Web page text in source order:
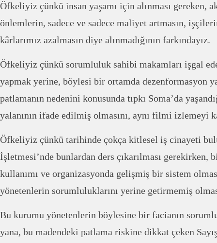
Öfkeliyiz çünkü insan yaşamı için alınması gereken,
önlemlerin, sadece ve sadece maliyet artmasın,
kârlarımız azalmasın diye alınmadığının farkındayız.
Öfkeliyiz çünkü sorumluluk sahibi makamları işgal
yapmak yerine, böylesi bir ortamda dezenformasyon
patlamanın nedenini konusunda tıpkı Soma’da
yalanının ifade edilmiş olmasını, aynı filmi izlemeyi
Öfkeliyiz çünkü tarihinde çokça kitlesel iş cinayeti
İşletmesi’nde bunlardan ders çıkarılması
kullanımı ve organizasyonda gelişmiş bir sistem
yönetenlerin sorumluluklarını yerine getirmemiş
Bu kurumu yönetenlerin böylesine bir facianın
yana, bu madendeki patlama riskine dikkat çeken